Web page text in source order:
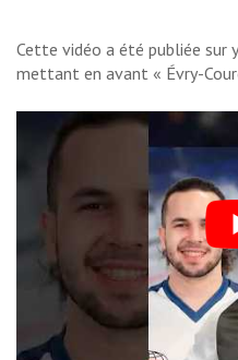
Cette vidéo a été publiée sur
mettant en avant « Évry-